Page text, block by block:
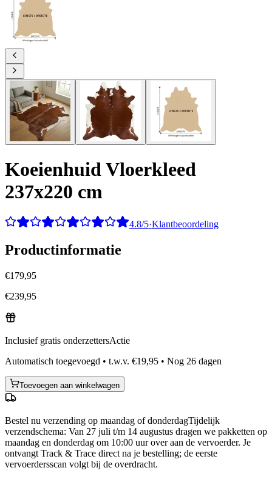
Koeienhuid Vloerkleed
237x220 cm
4.8/5·Klantbeoordeling
Productinformatie
€179,95
€239,95
Inclusief gratis onderzettersActie
Automatisch toegevoegd • t.w.v. €19,95 • Nog 26 dagen
Toevoegen aan winkelwagen
Bestel nu verzending op maandag of donderdagTijdelijk
verzendschema: Van 27 juli t/m 14 augustus dragen we pakketten op
maandag en donderdag om 10:00 uur over aan de vervoerder. Je
ontvangt Track & Trace direct na je bestelling; de eerste
vervoerdersscan volgt bij de overdracht.